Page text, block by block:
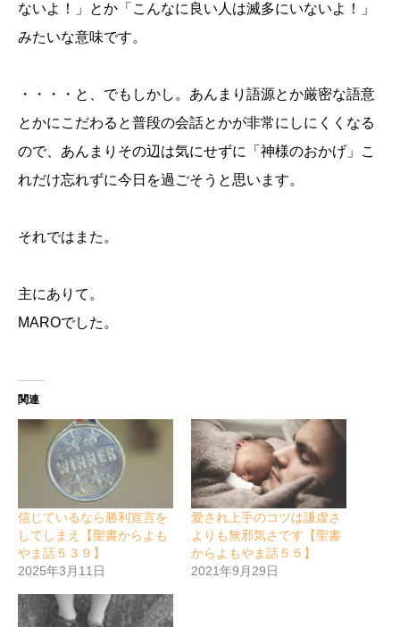
ないよ！」とか「こんなに良い人は滅多にいないよ！」
みたいな意味です。
・・・・と、でもしかし。あんまり語源とか厳密な語意
とかにこだわると普段の会話とかが非常にしにくくなる
ので、あんまりその辺は気にせずに「神様のおかげ」こ
れだけ忘れずに今日を過ごそうと思います。
それではまた。
主にありて。
MAROでした。
関連
信じているなら勝利宣言を
してしまえ【聖書からよも
やま話５３９】
2025年3月11日
愛され上手のコツは謙虚さ
よりも無邪気さです【聖書
からよもやま話５５】
2021年9月29日